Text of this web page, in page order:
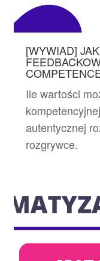
[WYWIAD]
Ile wartości
autentycznej
rozgrywce.